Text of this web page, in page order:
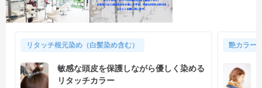
リタッチ根元染め（白髪染め含む）
敏感な頭皮を保護しながら優しく染める
リタッチカラー
艶カラー